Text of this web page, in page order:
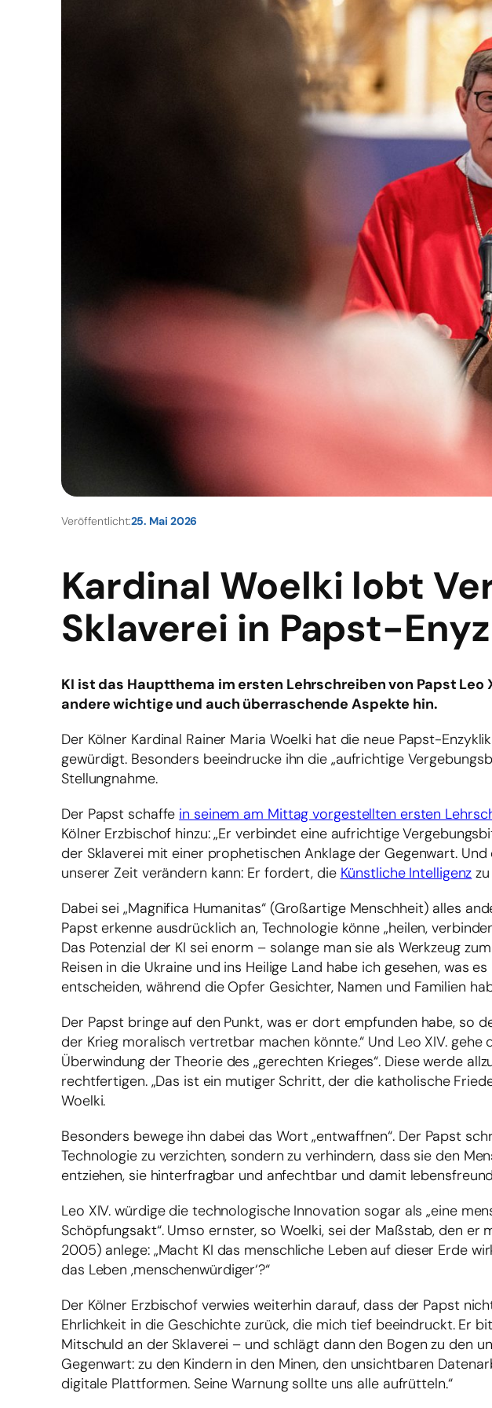
Veröffentlicht:25. Mai 2026
Kardinal Woelki lobt
Sklaverei in Papst-
KI ist das Hauptthema im ersten Lehrschreiben von Papst Leo
andere wichtige und auch überraschende Aspekte hin.
Der Kölner Kardinal Rainer Maria Woelki hat die neue Papst-
gewürdigt. Besonders beeindrucke ihn die „aufrichtige
Stellungnahme.
Der Papst schaffe in seinem am Mittag vorgestellten ersten
Kölner Erzbischof hinzu: „Er verbindet eine aufrichtige
der Sklaverei mit einer prophetischen Anklage der Gegenwart.
unserer Zeit verändern kann: Er fordert, die Künstliche Intelligenz
Dabei sei „Magnifica Humanitas“ (Großartige Menschheit) alles
Papst erkenne ausdrücklich an, Technologie könne „heilen,
Das Potenzial der KI sei enorm – solange man sie als Werkzeug
Reisen in die Ukraine und ins Heilige Land habe ich gesehen, was
entscheiden, während die Opfer Gesichter, Namen und Familien
Der Papst bringe auf den Punkt, was er dort empfunden habe, so
der Krieg moralisch vertretbar machen könnte.“ Und Leo XIV.
Überwindung der Theorie des „gerechten Krieges“. Diese werde
rechtfertigen. „Das ist ein mutiger Schritt, der die katholische
Woelki.
Besonders bewege ihn dabei das Wort „entwaffnen“. Der Papst
Technologie zu verzichten, sondern zu verhindern, dass sie den
entziehen, sie hinterfragbar und anfechtbar und damit
Leo XIV. würdige die technologische Innovation sogar als „eine
Schöpfungsakt“. Umso ernster, so Woelki, sei der Maßstab, den er
2005) anlege: „Macht KI das menschliche Leben auf dieser Erde
das Leben ‚menschenwürdiger‘?“
Der Kölner Erzbischof verwies weiterhin darauf, dass der Papst
Ehrlichkeit in die Geschichte zurück, die mich tief beeindruckt. Er
Mitschuld an der Sklaverei – und schlägt dann den Bogen zu den
Gegenwart: zu den Kindern in den Minen, den unsichtbaren
digitale Plattformen. Seine Warnung sollte uns alle aufrütteln.“